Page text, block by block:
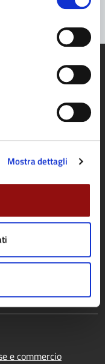
Mostra dettagli
e commercio